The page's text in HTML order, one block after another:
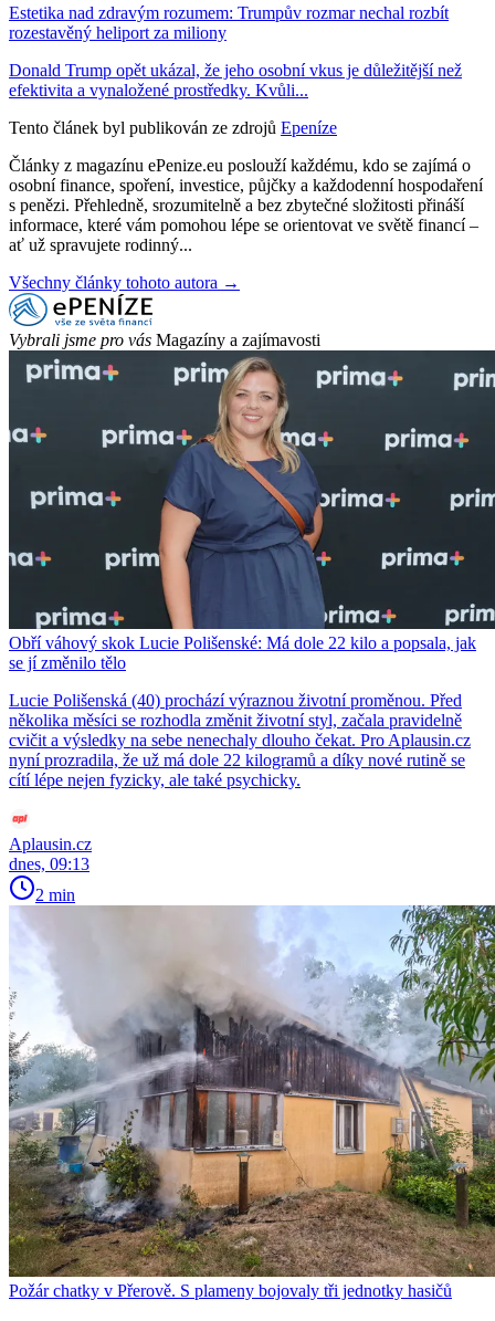
Estetika nad zdravým rozumem: Trumpův rozmar nechal rozbít
rozestavěný heliport za miliony
Donald Trump opět ukázal, že jeho osobní vkus je důležitější než
efektivita a vynaložené prostředky. Kvůli...
Tento článek byl publikován ze zdrojů Epeníze
Články z magazínu ePenize.eu poslouží každému, kdo se zajímá o
osobní finance, spoření, investice, půjčky a každodenní hospodaření
s penězi. Přehledně, srozumitelně a bez zbytečné složitosti přináší
informace, které vám pomohou lépe se orientovat ve světě financí –
ať už spravujete rodinný...
Všechny články tohoto autora →
Vybrali jsme pro vás Magazíny a zajímavosti
Obří váhový skok Lucie Polišenské: Má dole 22 kilo a popsala, jak
se jí změnilo tělo
Lucie Polišenská (40) prochází výraznou životní proměnou. Před
několika měsíci se rozhodla změnit životní styl, začala pravidelně
cvičit a výsledky na sebe nenechaly dlouho čekat. Pro Aplausin.cz
nyní prozradila, že už má dole 22 kilogramů a díky nové rutině se
cítí lépe nejen fyzicky, ale také psychicky.
Aplausin.cz
dnes, 09:13
2 min
Požár chatky v Přerově. S plameny bojovaly tři jednotky hasičů